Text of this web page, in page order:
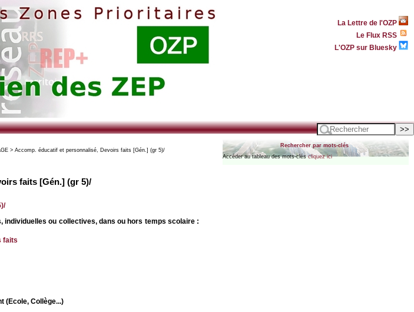
La Lettre de l'OZP
Le Flux RSS
L'OZP sur Bluesky
> Accomp. éducatif et personnalisé, Devoirs faits [Gén.] (gr 5)/
faits [Gén.] (gr 5)/
individuelles ou collectives, dans ou hors temps scolaire :
faits
(Ecole, Collège...)
Rechercher par mots-clés
Accèder au tableau des mots-cléscliquez ici